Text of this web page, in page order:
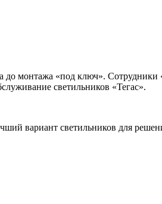
монтажа «под ключ». Сотрудники
светильников «Тегас».
вариант светильников для